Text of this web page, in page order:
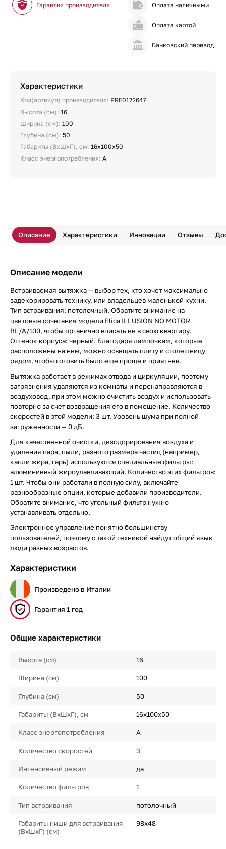
Гарантия производителя Оплата наличными
Оплата картой
Банковский перевод
Характеристики
Код(артикул) производителя: PRF0172647
Высота (см): 16
Ширина (см): 100
Глубина (см): 50
Габариты (ВхШхГ), см: 16х100х50
Класс энергопотребления: A
Описание Характеристики Инновации Отзывы
Описание модели
Встраиваемая вытяжка — выбор тех, кто хочет максимально
задекорировать технику, или владельцев маленькой кухни.
Тип встраивания: потолочный. Обратите внимание на
цветовые сочетания модели Elica ILLUSION NO MOTOR
BL/A/100, чтобы органично вписать ее в свою квартиру.
Оттенок корпуса: черный. Благодаря лампочкам, которые
расположены на нем, можно освещать плиту и столешницу
рядом, чтобы готовить было еще проще и приятнее.
Вытяжка работает в режимах отвода и циркуляции, поэтому
загрязнения удаляются из комнаты и перенаправляются в
воздуховод, при этом можно очистить воздух и использовать
повторно за счет возвращения его в помещение. Количество
скоростей в этой модели: 3 шт. Уровень шума при полной
загруженности — 0 дБ.
Для качественной очистки, дезодорирования воздуха и
удаления пара, пыли, разного размера частиц (например,
капли жира, гарь) используются специальные фильтры:
алюминиевый жироулавливающий. Количество этих фильтров:
1 шт. Чтобы они работали в полную силу, включайте
разнообразные опции, которые добавили производители.
Обратите внимание, что угольный фильтр нужно
устанавливать отдельно.
Электронное управление понятно большинству
пользователей, поэтому с такой техникой найдут общий язык
люди разных возрастов.
Характеристики
Произведено в Италии
Гарантия 1 год
Общие характеристики
Высота (см) 16
Ширина (см) 100
Глубина (см) 50
Габариты (ВхШхГ), см 16х100х50
Класс энергопотребления A
Количество скоростей 3
Интенсивный режим да
Количество фильтров 1
Тип встраивания потолочный
Габариты ниши для встраивания
(ВхШхГ) (см)
98х48